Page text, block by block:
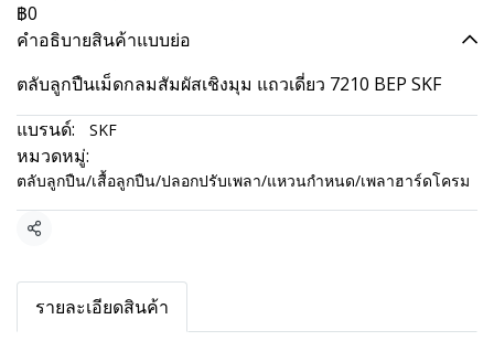
฿0
คำอธิบายสินค้าแบบย่อ
ตลับลูกปืนเม็ดกลมสัมผัสเชิงมุม แถวเดี่ยว 7210 BEP SKF
แบรนด์:
SKF
หมวดหมู่:
ตลับลูกปืน/เสื้อลูกปืน/ปลอกปรับเพลา/แหวนกำหนด/เพลาฮาร์ดโครม
แชร์
รายละเอียดสินค้า